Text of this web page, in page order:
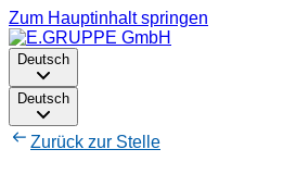
Zum Hauptinhalt springen
Deutsch
Deutsch
Zurück zur Stelle